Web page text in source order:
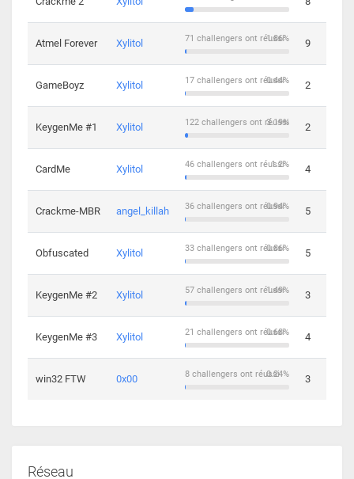
Atmel Forever Xylitol 1.86%
71 challengers ont réussi 9
GameBoyz Xylitol 0.44%
17 challengers ont réussi 2
KeygenMe #1 Xylitol 3.19%
122 challengers ont réussi 2
CardMe Xylitol 1.2%
46 challengers ont réussi 4
Crackme-MBR angel_killah 0.94%
36 challengers ont réussi 5
Obfuscated Xylitol 0.86%
33 challengers ont réussi 5
KeygenMe #2 Xylitol 1.49%
57 challengers ont réussi 3
KeygenMe #3 Xylitol 0.68%
21 challengers ont réussi 4
win32 FTW 0x00 0.24%
8 challengers ont réussi 3
Réseau